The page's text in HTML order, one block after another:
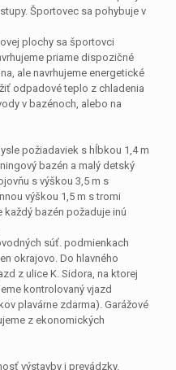
Športovec sa pohybuje v
plochy sa športovci
priame dispozičné
ale navrhujeme energetické
odpadové teplo z chladenia
v bazénoch, alebo na
požiadaviek s hĺbkou 1,4 m
bazén a malý detský
s výškou 3,5 m s
výškou 1,5 m s tromi
bazén požaduje inú
súť. podmienkach
okrajovo. Do hlavného
z ulice K. Sidora, na ktorej
kontrolovaný vjazd
plavárne zdarma). Garážové
z ekonomických
výstavby i prevádzky.